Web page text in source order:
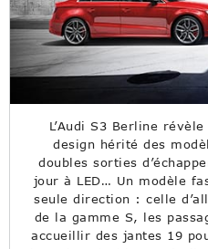
L’Audi S3 Berline
design hérité des
doubles sorties
jour à LED… Un modèle
seule direction : celle
de la gamme S, les
accueillir des jantes 19